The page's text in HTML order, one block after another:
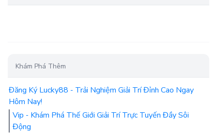
Khám Phá Thêm
Đăng Ký Lucky88 - Trải Nghiệm Giải Trí Đỉnh Cao Ngay
Hôm Nay!
Vip - Khám Phá Thế Giới Giải Trí Trực Tuyến Đầy Sôi
Động